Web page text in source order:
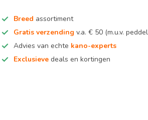
Breed assortiment
Gratis verzending v.a. € 50 (m.u.v.
Advies van echte kano-experts
Exclusieve deals en kortingen